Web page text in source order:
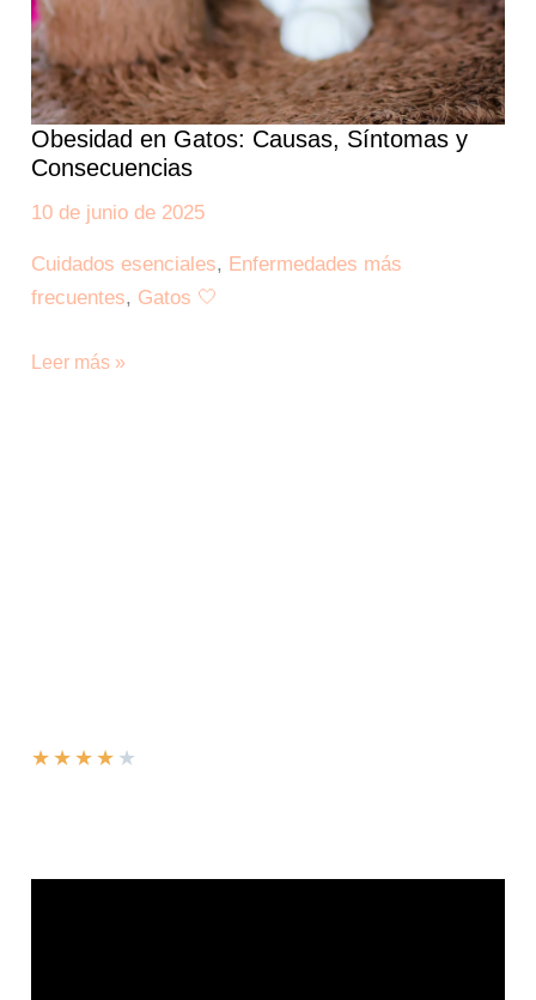
Obesidad en Gatos: Causas, Síntomas y
Consecuencias
10 de junio de 2025
Cuidados esenciales, Enfermedades más
frecuentes, Gatos 🤍
Leer más »
★ ★ ★ ★ ★